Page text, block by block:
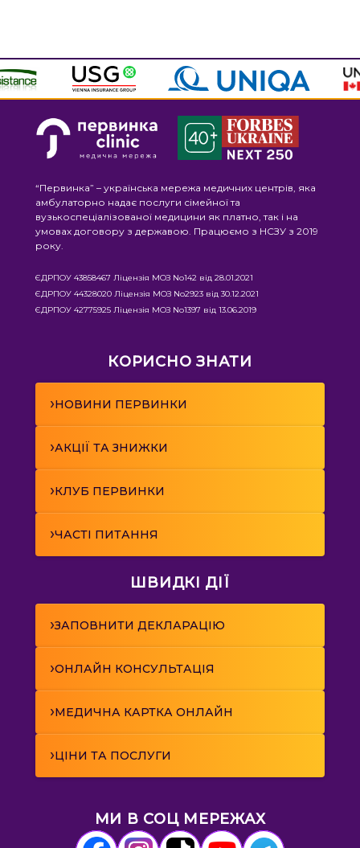
“Первинка” – українська мережа медичних центрів, яка
амбулаторно надає послуги сімейної та
вузькоспеціалізованої медицини як платно, так і на
умовах договору з державою. Працюємо з НСЗУ з 2019
року.
ЄДРПОУ 43858467 Ліцензія МОЗ No142 від 28.01.2021
ЄДРПОУ 44328020 Ліцензія МОЗ No2923 від 30.12.2021
ЄДРПОУ 42775925 Ліцензія МОЗ No1397 від 13.06.2019
КОРИСНО ЗНАТИ
›НОВИНИ ПЕРВИНКИ
›АКЦІЇ ТА ЗНИЖКИ
›КЛУБ ПЕРВИНКИ
›ЧАСТІ ПИТАННЯ
ШВИДКІ ДІЇ
›ЗАПОВНИТИ ДЕКЛАРАЦІЮ
›ОНЛАЙН КОНСУЛЬТАЦІЯ
›МЕДИЧНА КАРТКА ОНЛАЙН
›ЦІНИ ТА ПОСЛУГИ
МИ В СОЦ МЕРЕЖАХ